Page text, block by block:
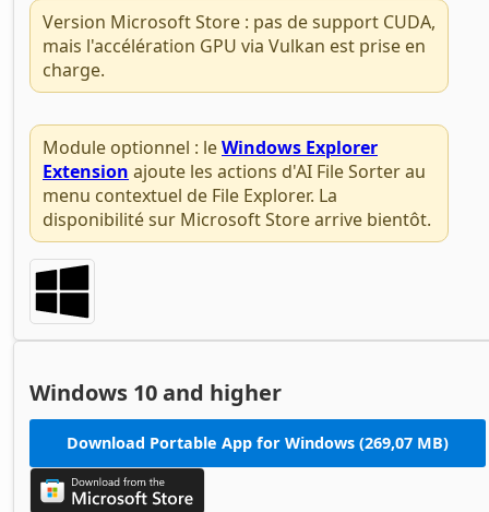
Version Microsoft Store : pas de support CUDA,
mais l'accélération GPU via Vulkan est prise en
charge.
Module optionnel : leWindows Explorer
Extension ajoute les actions d'AI File Sorter au
menu contextuel de File Explorer. La
disponibilité sur Microsoft Store arrive bientôt.
Windows 10 and higher
Download Portable App for Windows (269,07 MB)